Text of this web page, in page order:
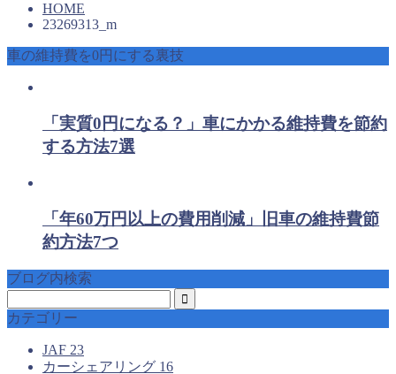
HOME
23269313_m
車の維持費を0円にする裏技
「実質0円になる？」車にかかる維持費を節約
する方法7選
「年60万円以上の費用削減」旧車の維持費節
約方法7つ
ブログ内検索
カテゴリー
JAF 23
カーシェアリング 16